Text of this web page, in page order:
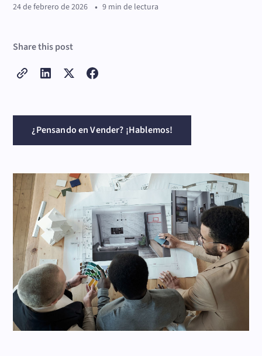
24 de febrero de 2026 • 9 min de lectura
Share this post
¿Pensando en Vender? ¡Hablemos!